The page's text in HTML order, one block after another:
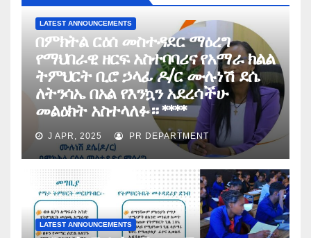
LATEST ANNOUNCEMENTS
በምክትል ርዕሰ መስተዳደር ማዕረግ
የማህበራዊ ዘርፍ አስተባባሪና የአማራ ክልል
ትምህርት ቢሮ ኃላፊ ዶ/ር ሙሉነሽ ደሴ
ለትንሳኤ በአል የእንኳን አደረሳችሁ
መልዕክት አስተላለፉ። ****
J APR, 2025 PR DEPARTMENT
LATEST ANNOUNCEMENTS